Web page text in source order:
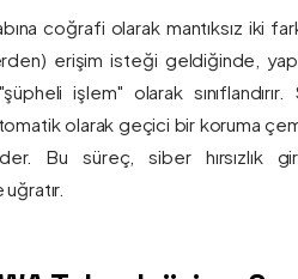
coğrafi olarak mantıksız iki
erişim isteği geldiğinde,
işlem" olarak sınıflandırır.
olarak geçici bir koruma
Bu süreç, siber hırsızlık